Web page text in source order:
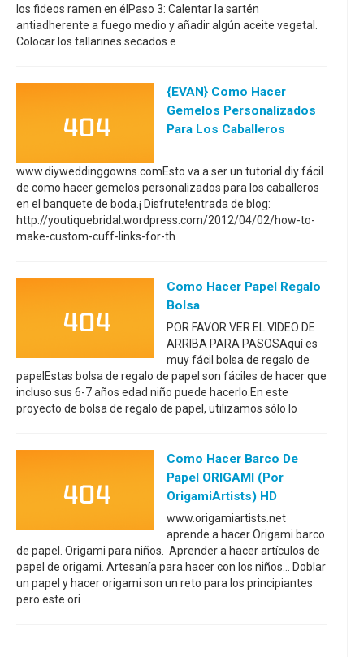
los fideos ramen en élPaso 3: Calentar la sartén
antiadherente a fuego medio y añadir algún aceite vegetal.
Colocar los tallarines secados e
{EVAN} Como Hacer
Gemelos Personalizados
Para Los Caballeros
www.diyweddinggowns.comEsto va a ser un tutorial diy fácil
de como hacer gemelos personalizados para los caballeros
en el banquete de boda.¡ Disfrute!entrada de blog:
http://youtiquebridal.wordpress.com/2012/04/02/how-to-
make-custom-cuff-links-for-th
Como Hacer Papel Regalo
Bolsa
POR FAVOR VER EL VIDEO DE
ARRIBA PARA PASOSAquí es
muy fácil bolsa de regalo de
papelEstas bolsa de regalo de papel son fáciles de hacer que
incluso sus 6-7 años edad niño puede hacerlo.En este
proyecto de bolsa de regalo de papel, utilizamos sólo lo
Como Hacer Barco De
Papel ORIGAMI (por
OrigamiArtists) HD
www.origamiartists.net
aprende a hacer Origami barco
de papel. Origami para niños. Aprender a hacer artículos de
papel de origami. Artesanía para hacer con los niños... Doblar
un papel y hacer origami son un reto para los principiantes
pero este ori